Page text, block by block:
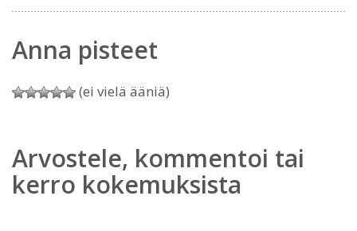
Anna pisteet
(ei vielä ääniä)
Arvostele, kommentoi tai
kerro kokemuksista